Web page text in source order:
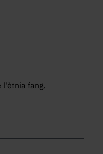
l'ètnia fang.